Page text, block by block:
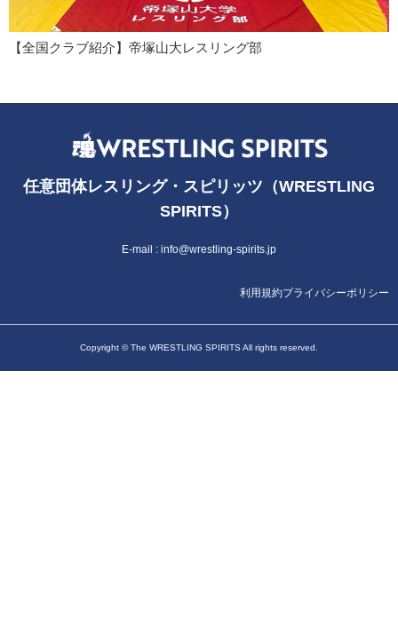
【全国クラブ紹介】帝塚山大レスリング部
任意団体レスリング・スピリッツ（WRESTLING
SPIRITS）
E-mail : info@wrestling-spirits.jp
利用規約プライバシーポリシー
Copyright © The WRESTLING SPIRITS All rights reserved.